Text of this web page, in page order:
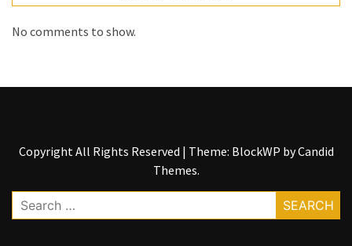
No comments to show.
Copyright All Rights Reserved | Theme: BlockWP byCandid
Themes.
Search
for: